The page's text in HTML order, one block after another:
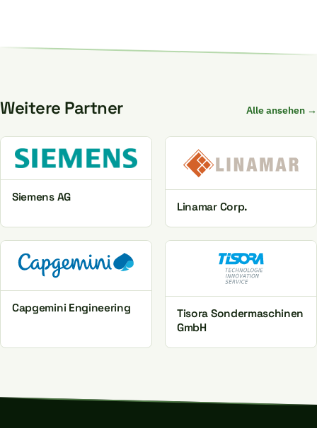
Weitere Partner Alle ansehen →
Siemens AG
Linamar Corp.
Capgemini Engineering
Tisora Sondermaschinen
GmbH